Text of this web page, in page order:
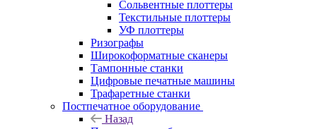
Сольвентные плоттеры
Текстильные плоттеры
УФ плоттеры
Ризографы
Широкоформатные сканеры
Тампонные станки
Цифровые печатные машины
Трафаретные станки
Постпечатное оборудование
Назад